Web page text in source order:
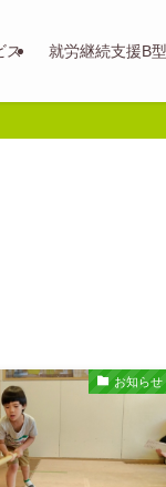
ス 就労継続支援B
お知らせ